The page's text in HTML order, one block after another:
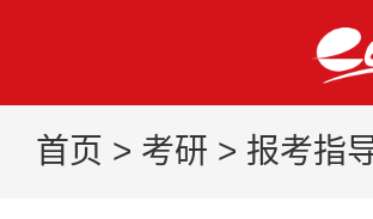
首页 > 考研 > 报考指